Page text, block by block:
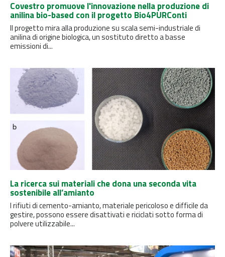
Covestro promuove l'innovazione nella produzione di
anilina bio-based con il progetto Bio4PURConti
Il progetto mira alla produzione su scala semi-industriale di
anilina di origine biologica, un sostituto diretto a basse
emissioni di...
La ricerca sui materiali che dona una seconda vita
sostenibile all’amianto
I rifiuti di cemento-amianto, materiale pericoloso e difficile da
gestire, possono essere disattivati ​​e riciclati sotto forma di
polvere utilizzabile...